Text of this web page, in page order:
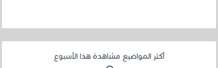
أكثر المواضيع مشاهدة هذا الأسبوع